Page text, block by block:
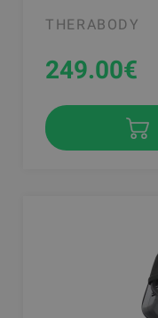
THERABODY
249.00€